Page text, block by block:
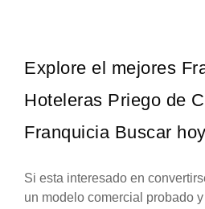
Explore el mejores
Hoteleras Priego de
Franquicia Buscar
Si esta interesado en
un modelo comercial probado